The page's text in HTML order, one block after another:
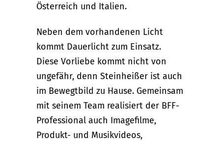
Österreich und Italien.
Neben dem vorhandenen Licht
kommt Dauerlicht zum Einsatz.
Diese Vorliebe kommt nicht von
ungefähr, denn Steinheißer ist auch
im Bewegtbild zu Hause. Gemeinsam
mit seinem Team realisiert der BFF-
Professional auch Imagefilme,
Produkt- und Musikvideos,